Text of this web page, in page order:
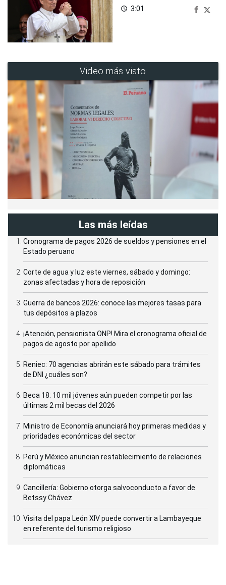
access_time 3:01
Video más visto
Las más leídas
Cronograma de pagos 2026 de sueldos y pensiones en el
Estado peruano
Corte de agua y luz este viernes, sábado y domingo:
zonas afectadas y hora de reposición
Guerra de bancos 2026: conoce las mejores tasas para
tus depósitos a plazos
¡Atención, pensionista ONP! Mira el cronograma oficial de
pagos de agosto por apellido
Reniec: 70 agencias abrirán este sábado para trámites
de DNI ¿cuáles son?
Beca 18: 10 mil jóvenes aún pueden competir por las
últimas 2 mil becas del 2026
Ministro de Economía anunciará hoy primeras medidas y
prioridades económicas del sector
Perú y México anuncian restablecimiento de relaciones
diplomáticas
Cancillería: Gobierno otorga salvoconducto a favor de
Betssy Chávez
Visita del papa León XIV puede convertir a Lambayeque
en referente del turismo religioso